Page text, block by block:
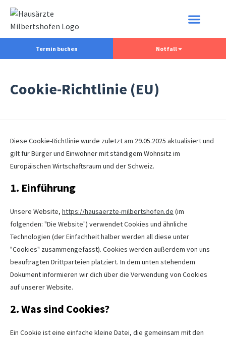
Termin buchen Notfall
Cookie-Richtlinie (EU)
Diese Cookie-Richtlinie wurde zuletzt am 29.05.2025 aktualisiert und
gilt für Bürger und Einwohner mit ständigem Wohnsitz im
Europäischen Wirtschaftsraum und der Schweiz.
1. Einführung
Unsere Website, https://hausaerzte-milbertshofen.de (im
folgenden: "Die Website") verwendet Cookies und ähnliche
Technologien (der Einfachheit halber werden all diese unter
"Cookies" zusammengefasst). Cookies werden außerdem von uns
beauftragten Drittparteien platziert. In dem unten stehendem
Dokument informieren wir dich über die Verwendung von Cookies
auf unserer Website.
2. Was sind Cookies?
Ein Cookie ist eine einfache kleine Datei, die gemeinsam mit den